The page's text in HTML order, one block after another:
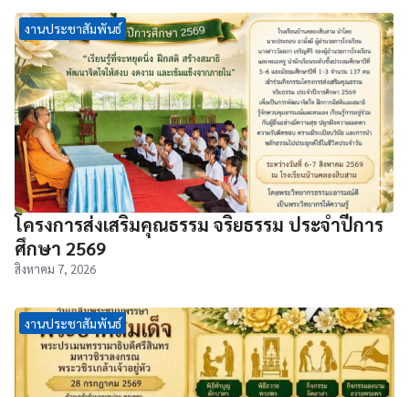
งานประชาสัมพันธ์
โครงการส่งเสริมคุณธรรม จริยธรรม ประจำปีการ
ศึกษา 2569
สิงหาคม 7, 2026
งานประชาสัมพันธ์